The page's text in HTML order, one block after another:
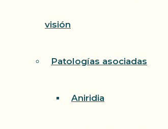
visión
Patologías asociadas
Aniridia